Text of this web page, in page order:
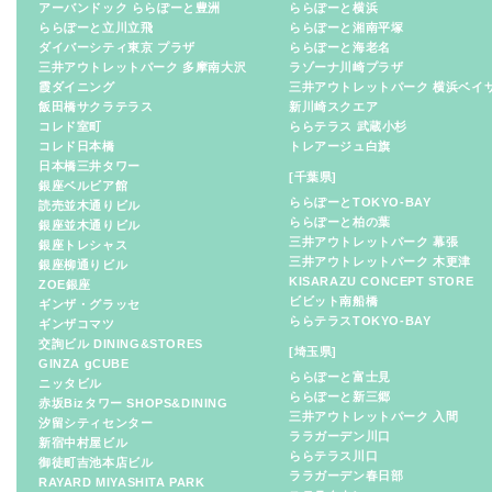
アーバンドック ららぽーと豊洲
ららぽーと立川立飛
ダイバーシティ東京 プラザ
三井アウトレットパーク 多摩南大沢
霞ダイニング
飯田橋サクラテラス
コレド室町
コレド日本橋
日本橋三井タワー
銀座ベルビア館
読売並木通りビル
銀座並木通りビル
銀座トレシャス
銀座柳通りビル
ZOE銀座
ギンザ・グラッセ
ギンザコマツ
交詢ビル DINING&STORES
GINZA gCUBE
ニッタビル
赤坂Bizタワー SHOPS&DINING
汐留シティセンター
新宿中村屋ビル
御徒町吉池本店ビル
RAYARD MIYASHITA PARK
ららぽーと横浜
ららぽーと湘南平塚
ららぽーと海老名
ラゾーナ川崎プラザ
三井アウトレットパーク 横浜ベイ
新川崎スクエア
ららテラス 武蔵小杉
トレアージュ白旗
[千葉県]
ららぽーとTOKYO-BAY
ららぽーと柏の葉
三井アウトレットパーク 幕張
三井アウトレットパーク 木更津
KISARAZU CONCEPT STORE
ビビット南船橋
ららテラスTOKYO-BAY
[埼玉県]
ららぽーと富士見
ららぽーと新三郷
三井アウトレットパーク 入間
ララガーデン川口
ららテラス川口
ララガーデン春日部